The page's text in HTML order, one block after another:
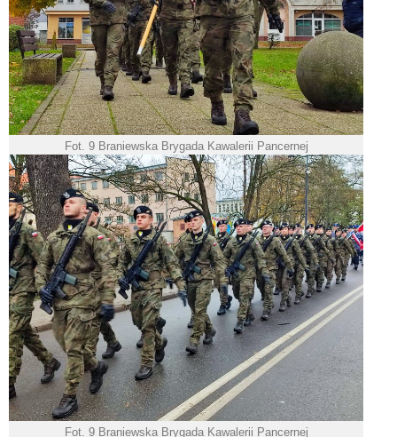
Fot. 9 Braniewska Brygada Kawalerii Pancernej
Fot. 9 Braniewska Brygada Kawalerii Pancernej